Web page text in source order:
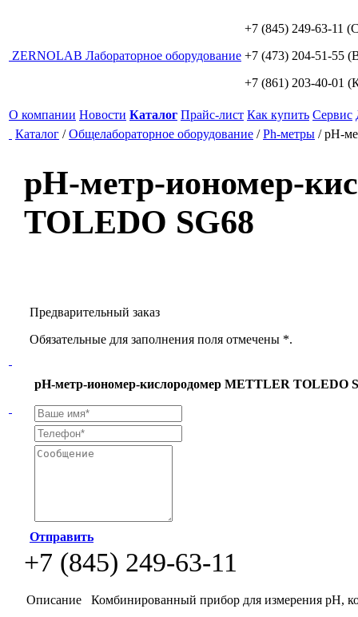
ZERNOLAB Лабораторное оборудование
+7 (845) 249-63-11
+7 (473) 204-51-55
+7 (861) 203-40-01
О компании Новости Каталог Прайс-лист Как купить Сервис
Каталог /Общелабораторное оборудование /Ph-метры /рН-
рН-метр-иономер-
TOLEDO SG68
Предварительный заказ
Обязательные для заполнения поля отмечены *.
рН-метр-иономер-кислородомер METTLER TOLEDO
Отправить
+7 (845) 249-63-11
Описание Комбинированный прибор для измерения рН,